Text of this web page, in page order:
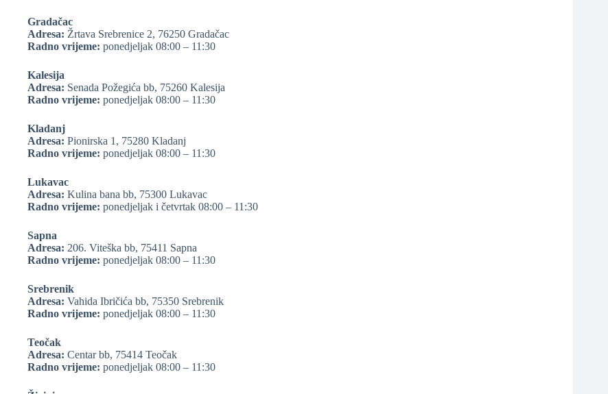
Gradačac
Adresa: Žrtava Srebrenice 2, 76250 Gradačac
Radno vrijeme: ponedjeljak 08:00 – 11:30
Kalesija
Adresa: Senada Požegića bb, 75260 Kalesija
Radno vrijeme: ponedjeljak 08:00 – 11:30
Kladanj
Adresa: Pionirska 1, 75280 Kladanj
Radno vrijeme: ponedjeljak 08:00 – 11:30
Lukavac
Adresa: Kulina bana bb, 75300 Lukavac
Radno vrijeme: ponedjeljak i četvrtak 08:00 – 11:30
Sapna
Adresa: 206. Viteška bb, 75411 Sapna
Radno vrijeme: ponedjeljak 08:00 – 11:30
Srebrenik
Adresa: Vahida Ibričića bb, 75350 Srebrenik
Radno vrijeme: ponedjeljak 08:00 – 11:30
Teočak
Adresa: Centar bb, 75414 Teočak
Radno vrijeme: ponedjeljak 08:00 – 11:30